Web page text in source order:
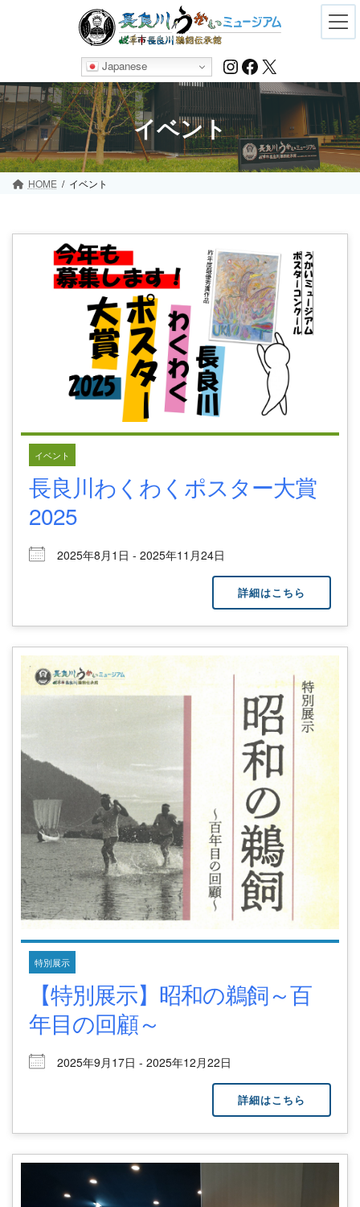
Japanese Instagram
Facebook
X
イベント
HOME イベント
イベント
長良川わくわくポスター大賞
2025
2025年8月1日 - 2025年11月24日
詳細はこちら
特別展示
【特別展示】昭和の鵜飼～百
年目の回顧～
2025年9月17日 - 2025年12月22日
詳細はこちら